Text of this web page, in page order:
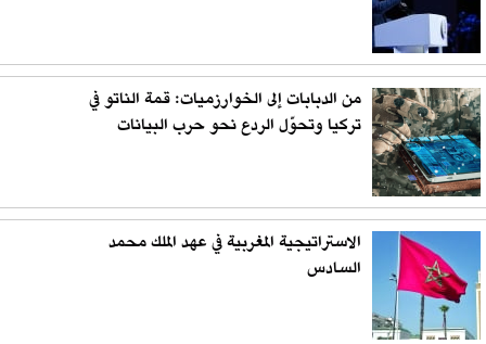
من الدبابات إلى الخوارزميات: قمة الناتو في
تركيا وتحوّل الردع نحو حرب البيانات
الاستراتيجية المغربية في عهد الملك محمد
السادس